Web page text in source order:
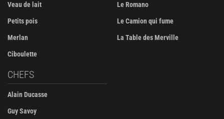
Veau de lait
Petits pois
Merlan
Ciboulette
Le Romano
Le Camion qui fume
La Table des Merville
CHEFS
Alain Ducasse
Guy Savoy